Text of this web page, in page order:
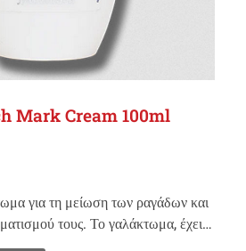
Mark Cream 100ml
για τη μείωση των ραγάδων και
τους. Το γαλάκτωμα, έχει…